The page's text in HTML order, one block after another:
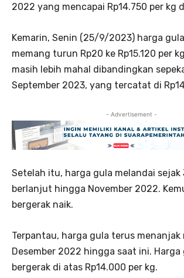
2022 yang mencapai Rp14.750 per kg
Kemarin, Senin (25/9/2023) harga
memang turun Rp20 ke Rp15.120 per
masih lebih mahal dibandingkan
September 2023, yang tercatat di
- Advertisement -
Setelah itu, harga gula melandai
berlanjut hingga November 2022.
bergerak naik.
Terpantau, harga gula terus menanjak
Desember 2022 hingga saat ini. Harga
bergerak di atas Rp14.000 per kg.